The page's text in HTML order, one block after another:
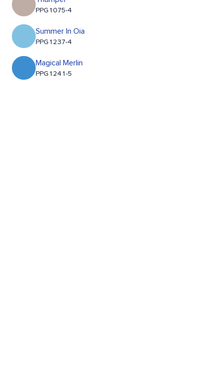
PPG1075-4
Summer In Oia
PPG1237-4
Magical Merlin
PPG1241-5